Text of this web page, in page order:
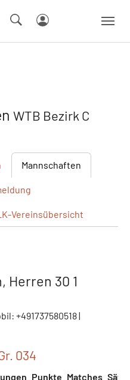
WTB Bezirk C
Mannschaften
Vereinsübersicht
Herren 30 1
+491737580518 |
034
Punkte Matches Sätze